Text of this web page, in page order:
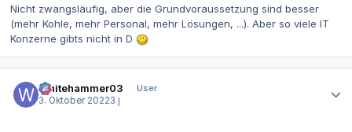
Nicht zwangsläufig, aber die Grundvoraussetzung sind besser
(mehr Kohle, mehr Personal, mehr Lösungen, ...). Aber so viele IT
Konzerne gibts nicht in D
Whitehammer03
User
3. Oktober 20223 j